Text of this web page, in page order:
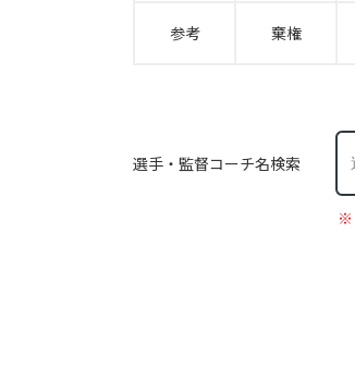
参考 棄権
選手・監督コーチ名検索
※